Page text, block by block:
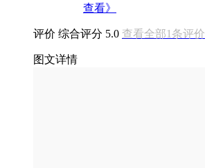
查看》
评价 综合评分 5.0 查看全部1条评价
图文详情